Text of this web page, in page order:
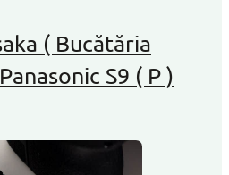
( Bucătăria
S9 ( P )